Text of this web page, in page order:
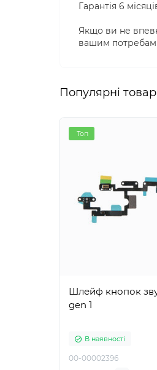
Гарантія 6
Якщо ви не
вашим потребам
Популярні
Топ
Шлейф кнопок
gen 1
В наявності
00-00002396